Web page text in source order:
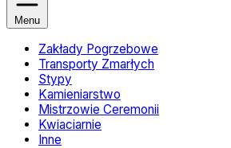
Menu
Zakłady Pogrzebowe
Transporty Zmarłych
Stypy
Kamieniarstwo
Mistrzowie Ceremonii
Kwiaciarnie
Inne